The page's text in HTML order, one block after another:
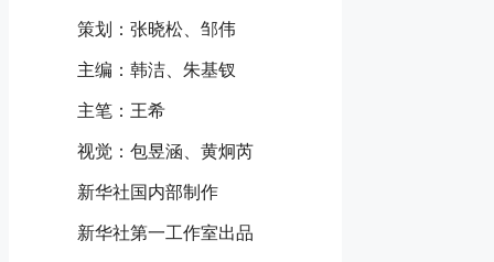
策划：张晓松、邹伟
主编：韩洁、朱基钗
主笔：王希
视觉：包昱涵、黄炯芮
新华社国内部制作
新华社第一工作室出品